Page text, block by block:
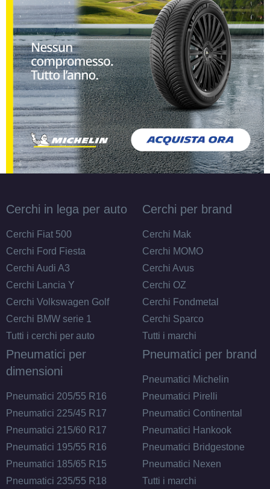
Cerchi in lega per auto
Cerchi Fiat 500
Cerchi Ford Fiesta
Cerchi Audi A3
Cerchi Lancia Y
Cerchi Volkswagen Golf
Cerchi BMW serie 1
Tutti i cerchi per auto
Cerchi per brand
Cerchi Mak
Cerchi MOMO
Cerchi Avus
Cerchi OZ
Cerchi Fondmetal
Cerchi Sparco
Tutti i marchi
Pneumatici per
dimensioni
Pneumatici 205/55 R16
Pneumatici 225/45 R17
Pneumatici 215/60 R17
Pneumatici 195/55 R16
Pneumatici 185/65 R15
Pneumatici 235/55 R18
Pneumatici per brand
Pneumatici Michelin
Pneumatici Pirelli
Pneumatici Continental
Pneumatici Hankook
Pneumatici Bridgestone
Pneumatici Nexen
Tutti i marchi